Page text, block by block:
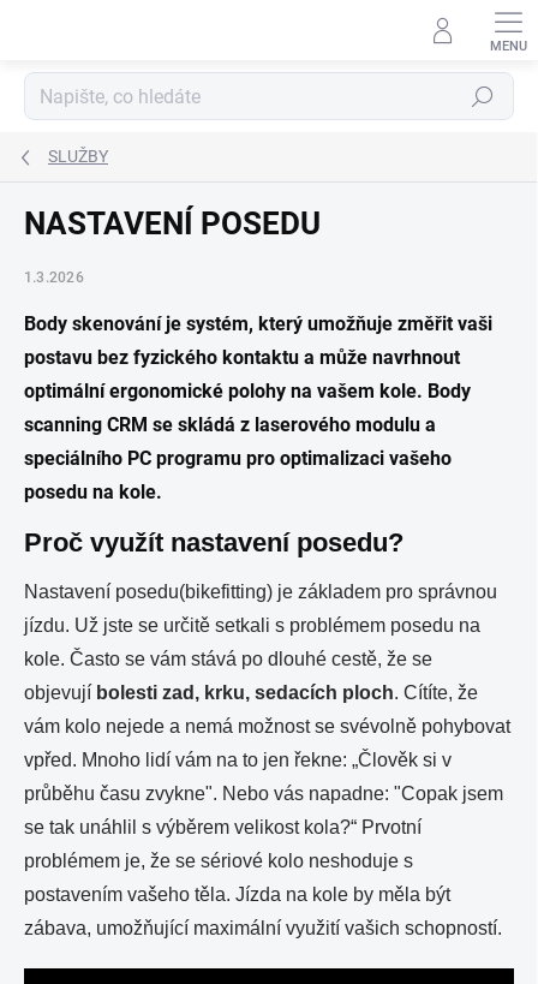
Hledat
SLUŽBY
NASTAVENÍ POSEDU
1.3.2026
Body skenování je systém, který umožňuje změřit vaši
postavu bez fyzického kontaktu a může navrhnout
optimální ergonomické polohy na vašem kole. Body
scanning CRM se skládá z laserového modulu a
speciálního PC programu pro optimalizaci vašeho
posedu na kole.
Proč využít nastavení posedu?
Nastavení posedu(bikefitting) je základem pro správnou
jízdu. Už jste se určitě setkali s problémem posedu na
kole. Často se vám stává po dlouhé cestě, že se
objevují bolesti zad, krku, sedacích ploch. Cítíte, že
vám kolo nejede a nemá možnost se svévolně pohybovat
vpřed. Mnoho lidí vám na to jen řekne: „Člověk si v
průběhu času zvykne". Nebo vás napadne: "Copak jsem
se tak unáhlil s výběrem velikost kola?“ Prvotní
problémem je, že se sériové kolo neshoduje s
postavením vašeho těla. Jízda na kole by měla být
zábava, umožňující maximální využití vašich schopností.